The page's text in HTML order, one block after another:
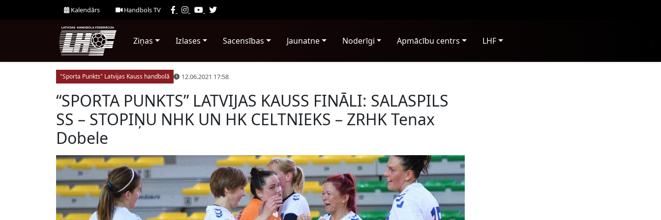
Kalendārs Handbols TV
Ziņas Izlases Sacensības Jaunatne Noderīgi Apmācību centrs LHF
"Sporta Punkts" Latvijas Kauss handbolā 12.06.2021 17:58
“SPORTA PUNKTS” LATVIJAS KAUSS FINĀLI: SALASPILS
SS – STOPIŅU NHK UN HK CELTNIEKS – ZRHK Tenax
Dobele